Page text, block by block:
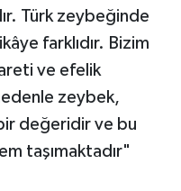
Türk zeybeğinde
farklıdır. Bizim
ve efelik
zeybek,
değeridir ve bu
taşımaktadır"